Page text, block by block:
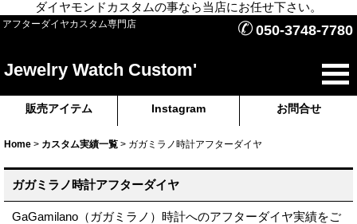
ダイヤモンドカスタムの事なら当店にお任せ下さい。
アフターダイヤカスタム専門店 ✆ 050-3748-7780
Jewelry Watch Custom'
販売アイテム Instagram お問合せ
Home > カスタム実績一覧 > ガガミラノ時計アフターダイヤ
ガガミラノ時計アフターダイヤ
GaGamilano（ガガミラノ）時計へのアフターダイヤ実績をご